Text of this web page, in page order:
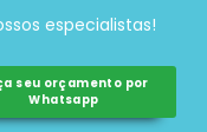
especialistas!
seu orçamento por
Whatsapp